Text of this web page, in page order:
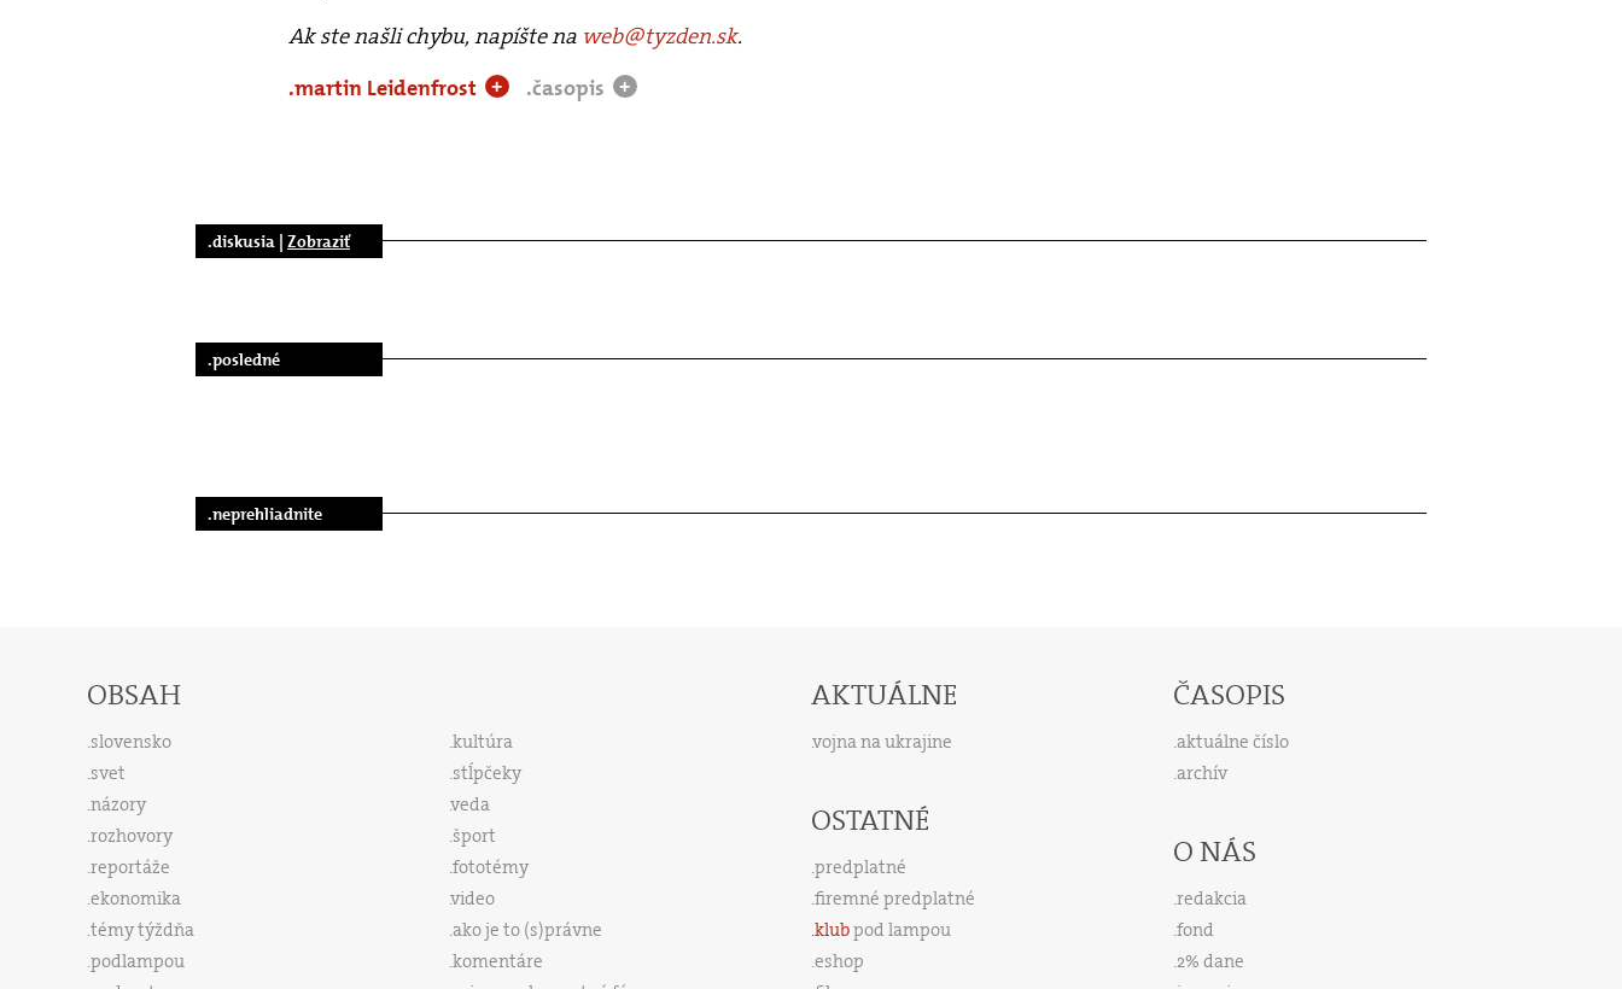
Ak ste našli chybu, napíšte na web@tyzden.sk.
.martin Leidenfrost
+ .časopis +
.diskusia | Zobraziť
.posledné
.neprehliadnite
OBSAH
slovensko
svet
názory
rozhovory
reportáže
ekonomika
témy týždňa
podlampou
kultúra
stĺpčeky
veda
šport
fototémy
video
ako je to (s)právne
komentáre
AKTUÁLNE
vojna na ukrajine
OSTATNÉ
predplatné
firemné predplatné
klubpod lampou
eshop
ČASOPIS
aktuálne číslo
archív
O NÁS
redakcia
fond
2% dane